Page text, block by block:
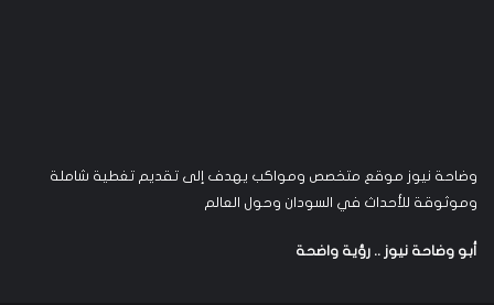
وضاحة نيوز موقع متخصص ومواكب يهدف إلى تقديم تغطية شاملة
وموثوقة للأحداث في السودان وحول العالم
أبو وضاحة نيوز .. رؤية واضحة